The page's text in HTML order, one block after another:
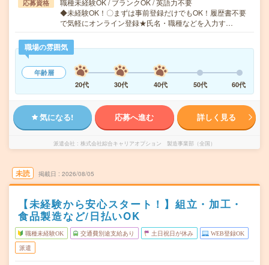
応募資格
職種未経験OK / ブランクOK / 英語力不要
◆未経験OK！〇まずは事前登録だけでもOK！履歴書不要
で気軽にオンライン登録★氏名・職種などを入力す…
職場の雰囲気
年齢層
20代
30代 40代 50代 60代
気になる! 応募へ進む 詳しく見る
派遣会社 株式会社綜合キャリアオプション 製造事業部（全国）
未読 掲載日 2026/08/05
【未経験から安心スタート！】組立・加工・
食品製造など/日払いOK
職種未経験OK 交通費別途支給あり 土日祝日が休み WEB登録OK
派遣